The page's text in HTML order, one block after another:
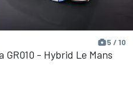
5 / 10
GR010 - Hybrid Le Mans